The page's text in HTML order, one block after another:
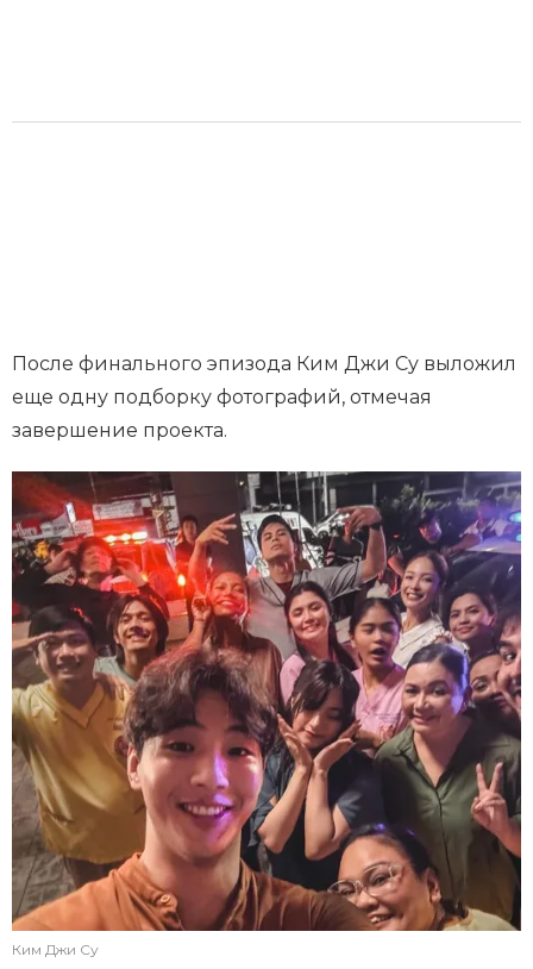
После финального эпизода Ким Джи Су выложил
еще одну подборку фотографий, отмечая
завершение проекта.
Ким Джи Су